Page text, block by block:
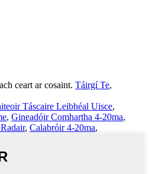
ceart ar cosaint. Táirgí Te,
Táscaire Leibhéal Uisce,
, Gineadóir Comhartha 4-20ma,
, Calabróir 4-20ma,